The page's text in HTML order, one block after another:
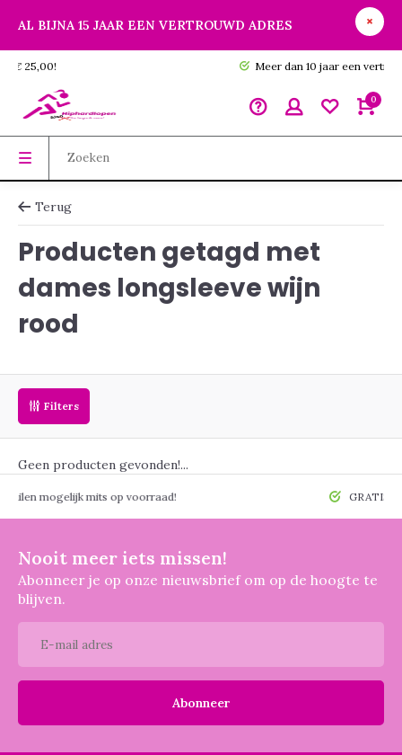
AL BIJNA 15 JAAR EEN VERTROUWD ADRES
GRATIS verzending vanaf € 25,00!
0
Terug
Producten getagd met
dames longsleeve wijn
rood
Filters
Geen producten gevonden!...
mits op voorraad! GRATIS
Nooit meer iets missen!
Abonneer je op onze nieuwsbrief om op de hoogte te
blijven.
Abonneer